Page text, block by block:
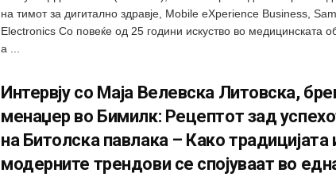
на тимот за дигитално здравје, Mobile eXperience Business,
Electronics Со повеќе од 25 години искуство во медицинската
а ...
Интервју со Маја Велевска Литовска,
менаџер во Бимилк: Рецептот зад
на Битолска павлака – Како традицијата
модерните трендови се спојуваат во